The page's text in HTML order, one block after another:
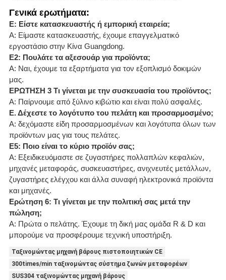
Γενικά ερωτήματα:
Ε: Είστε κατασκευαστής ή εμπορική εταιρεία;
Α: Είμαστε κατασκευαστής, έχουμε επαγγελματικό
εργοστάσιο στην Κίνα Guangdong.
Ε2: Πουλάτε τα αξεσουάρ για προϊόντα;
Α: Ναι, έχουμε τα εξαρτήματα για τον εξοπλισμό δοκιμών
μας.
ΕΡΩΤΗΣΗ 3 Τι γίνεται με την συσκευασία του προϊόντος;
Α: Παίρνουμε από ξύλινο κιβώτιο και είναι πολύ ασφαλές.
Ε. Δέχεστε το λογότυπο του πελάτη και προσαρμοσμένο;
Α: δεχόμαστε είδη προσαρμοσμένων και λογότυπα όλων των
προϊόντων μας για τους πελάτες.
Ε5: Ποιο είναι το κύριο προϊόν σας;
Α: Εξειδικευόμαστε σε ζυγαστήρες πολλαπλών κεφαλιών,
μηχανές μεταφοράς, συσκευαστήρες, ανιχνευτές μετάλλων,
ζυγαστήρες ελέγχου και άλλα συναφή ηλεκτρονικά προϊόντα
και μηχανές.
Ερώτηση 6: Τι γίνεται με την πολιτική σας μετά την
πώληση;
Α: Πρώτα ο πελάτης. Έχουμε τη δική μας ομάδα R & D και
μπορούμε να προσφέρουμε τεχνική υποστήριξη.
Ταξινομώντας μηχανή βάρους πιστοποιητικών CE
300times/min ταξινομώντας σύστημα ζωνών μεταφορέων
SUS304 ταξινομώντας μηχανή βάρους